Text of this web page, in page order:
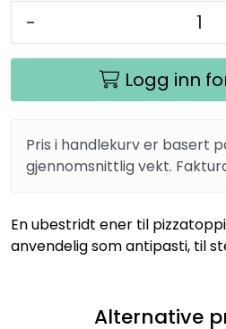
-
Logg inn
Pris i handlekurv er basert
gjennomsnittlig vekt.
En ubestridt ener til
anvendelig som antipasti, til
Alternative